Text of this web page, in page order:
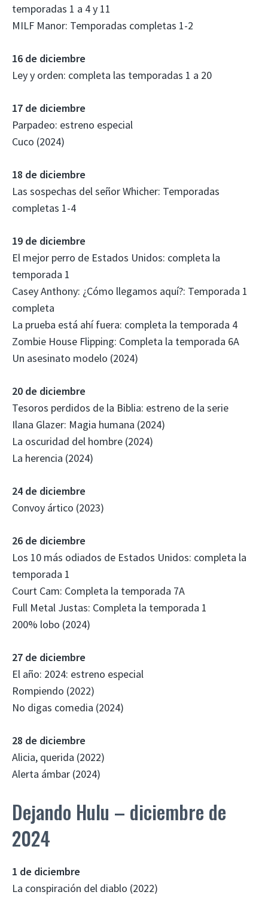
temporadas 1 a 4 y 11
MILF Manor: Temporadas completas 1-2
16 de diciembre
Ley y orden: completa las temporadas 1 a 20
17 de diciembre
Parpadeo: estreno especial
Cuco (2024)
18 de diciembre
Las sospechas del señor Whicher: Temporadas
completas 1-4
19 de diciembre
El mejor perro de Estados Unidos: completa la
temporada 1
Casey Anthony: ¿Cómo llegamos aquí?: Temporada 1
completa
La prueba está ahí fuera: completa la temporada 4
Zombie House Flipping: Completa la temporada 6A
Un asesinato modelo (2024)
20 de diciembre
Tesoros perdidos de la Biblia: estreno de la serie
Ilana Glazer: Magia humana (2024)
La oscuridad del hombre (2024)
La herencia (2024)
24 de diciembre
Convoy ártico (2023)
26 de diciembre
Los 10 más odiados de Estados Unidos: completa la
temporada 1
Court Cam: Completa la temporada 7A
Full Metal Justas: Completa la temporada 1
200% lobo (2024)
27 de diciembre
El año: 2024: estreno especial
Rompiendo (2022)
No digas comedia (2024)
28 de diciembre
Alicia, querida (2022)
Alerta ámbar (2024)
Dejando Hulu – diciembre de
2024
1 de diciembre
La conspiración del diablo (2022)